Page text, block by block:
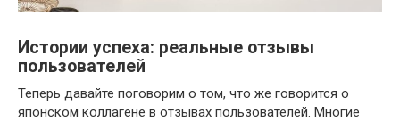
Истории успеха: реальные отзывы
пользователей
Теперь давайте поговорим о том, что же говорится о
японском коллагене в отзывах пользователей. Многие